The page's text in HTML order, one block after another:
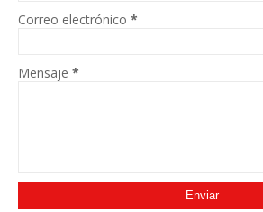
Correo electrónico *
Mensaje *